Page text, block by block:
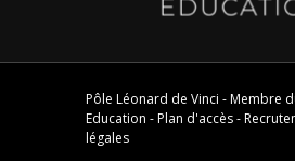
Pôle Léonard de Vinci - Membre
Education -Plan d'accès-
légales